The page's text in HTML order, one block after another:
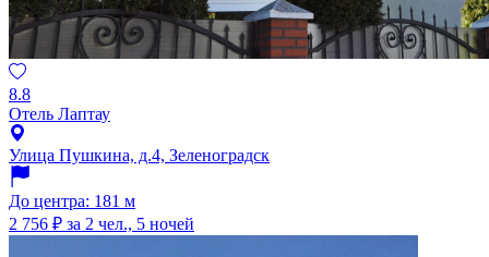
8.8
Отель Лаптау
Улица Пушкина, д.4, Зеленоградск
До центра: 181 м
2 756 ₽ за 2 чел., 5 ночей